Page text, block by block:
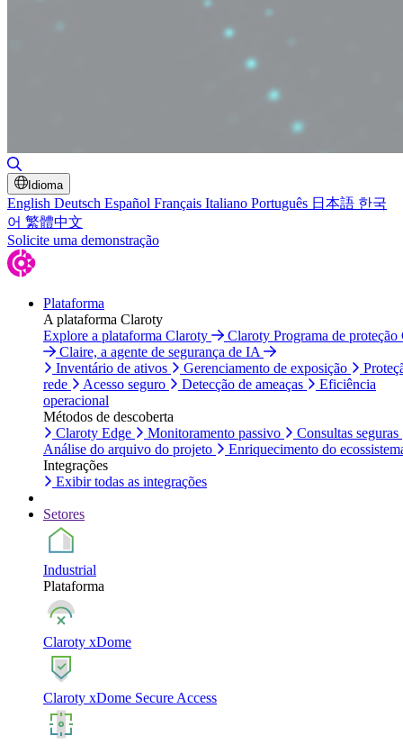
Idioma
English Deutsch Español Français Italiano Português 日本語 한국
어 繁體中文
Solicite uma demonstração
Plataforma
A plataforma Claroty
Explore a plataforma Claroty
Claroty Programa de proteção
Claire, a agente de segurança de IA
Inventário de ativos
Gerenciamento de exposição
rede
Acesso seguro Detecção de ameaças
Eficiência
operacional
Métodos de descoberta
Claroty Edge
Monitoramento passivo
Consultas seguras
Análise do arquivo do projeto
Enriquecimento do
Integrações
Exibir todas as integrações
Setores
Industrial
Plataforma
Claroty xDome
Claroty xDome Secure Access